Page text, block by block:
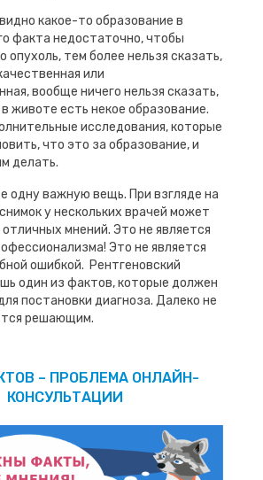
какое-то образование в
факта недостаточно, чтобы
опухоль, тем более нельзя сказать,
или
вообще ничего нельзя сказать,
животе есть некое образование.
исследования, которые
что это за образование, и
делать.
одну важную вещь. При взгляде на
у нескольких врачей может
мнений. Это не является
Это не является
ошибкой. Рентгеновский
один из фактов, которые должен
постановки диагноза. Далеко не
решающим.
– ПРОБЛЕМА ОНЛАЙН-
КОНСУЛЬТАЦИИ